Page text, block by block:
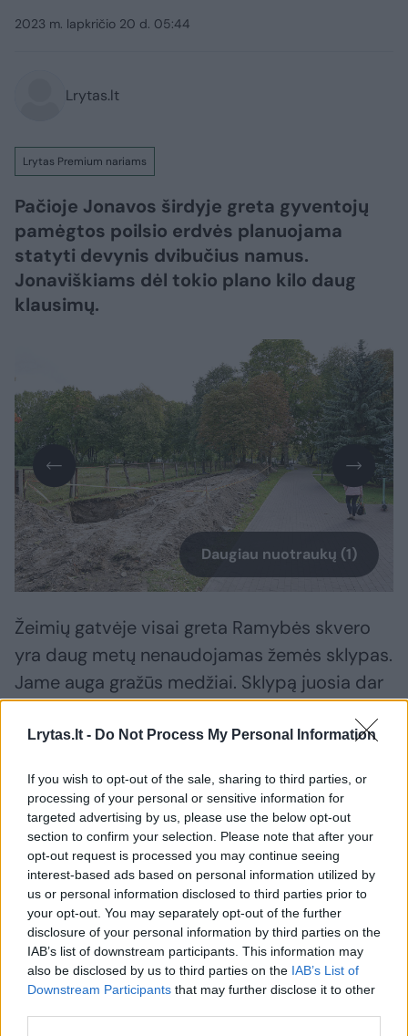
Lrytas.lt - Do Not Process My Personal Information
If you wish to opt-out of the sale, sharing to third parties, or
processing of your personal or sensitive information for
targeted advertising by us, please use the below opt-out
section to confirm your selection. Please note that after your
opt-out request is processed you may continue seeing
interest-based ads based on personal information utilized by
us or personal information disclosed to third parties prior to
your opt-out. You may separately opt-out of the further
disclosure of your personal information by third parties on the
IAB’s list of downstream participants. This information may
also be disclosed by us to third parties on the IAB’s List of
Downstream Participants that may further disclose it to other
2023 m. lapkričio 20 d. 05:44
Lrytas.lt
Lrytas Premium nariams
Pačioje Jonavos širdyje greta gyventojų
pamėgtos poilsio erdvės planuojama
statyti devynis dvibučius namus.
Jonaviškiams dėl tokio plano kilo daug
klausimų.
Daugiau nuotraukų (1)
Žeimių gatvėje visai greta Ramybės skvero
yra daug metų nenaudojamas žemės sklypas.
Jame auga gražūs medžiai. Sklypą juosia dar
Šioje vietoje planuojama pastatyti devynis
dvibučius namus.
Šios idėjos pristatymas visuomenei vyko, bet
nemažai Jonavos gyventojų apie
planuojamas statybas nežino, o tie, kurie
žino, stebisi, kaip sklypas pačiame miesto
centre atsidūrė privačių asmenų rankose.